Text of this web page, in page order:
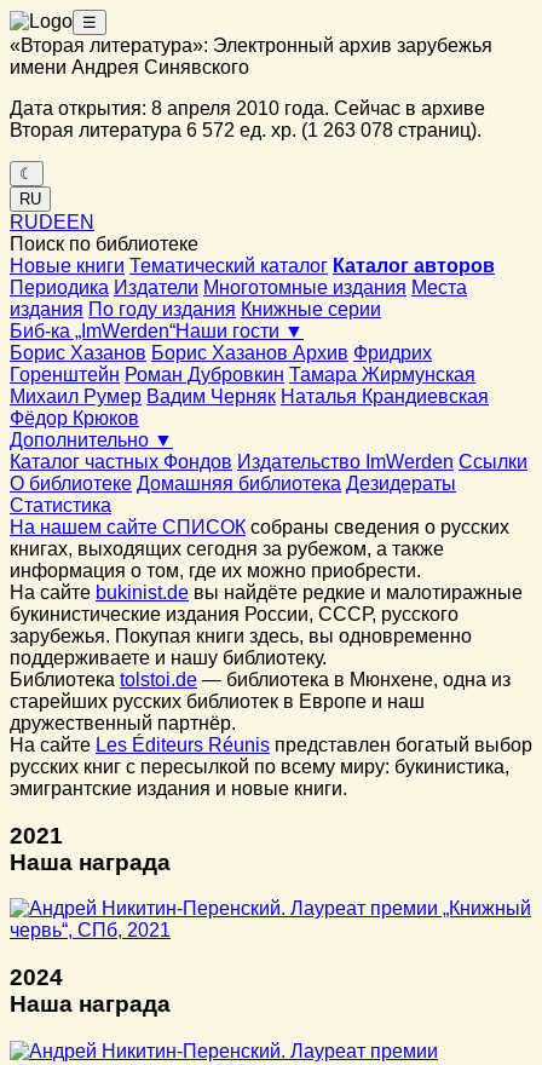
☰
«Вторая литература»: Электронный архив зарубежья
имени Андрея Синявского
Дата открытия: 8 апреля 2010 года. Сейчас в архиве
Вторая литература 6 572 ед. хр. (1 263 078 страниц).
☾
RU
RUDEEN
Поиск по библиотеке
Новые книги Тематический каталог Каталог авторов
Периодика Издатели Многотомные издания Места
издания По году издания Книжные серии
Биб-ка „ImWerden“Наши гости ▼
Борис Хазанов Борис Хазанов Архив Фридрих
Горенштейн Роман Дубровкин Тамара Жирмунская
Михаил Румер Вадим Черняк Наталья Крандиевская
Фёдор Крюков
Дополнительно ▼
Каталог частных Фондов Издательство ImWerden Ссылки
О библиотеке Домашняя библиотека Дезидераты
Статистика
На нашем сайте СПИСОК собраны сведения о русских
книгах, выходящих сегодня за рубежом, а также
информация о том, где их можно приобрести.
На сайте bukinist.de вы найдёте редкие и малотиражные
букинистические издания России, СССР, русского
зарубежья. Покупая книги здесь, вы одновременно
поддерживаете и нашу библиотеку.
Библиотека tolstoi.de — библиотека в Мюнхене, одна из
старейших русских библиотек в Европе и наш
дружественный партнёр.
На сайте Les Éditeurs Réunis представлен богатый выбор
русских книг с пересылкой по всему миру: букинистика,
эмигрантские издания и новые книги.
2021
Наша награда
2024
Наша награда